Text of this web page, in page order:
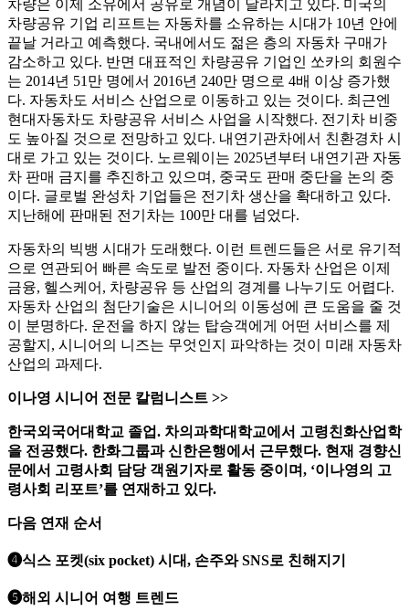
차량은 이제 소유에서 공유로 개념이 달라지고 있다. 미국의
차량공유 기업 리프트는 자동차를 소유하는 시대가 10년 안에
끝날 거라고 예측했다. 국내에서도 젊은 층의 자동차 구매가
감소하고 있다. 반면 대표적인 차량공유 기업인 쏘카의 회원수
는 2014년 51만 명에서 2016년 240만 명으로 4배 이상 증가했
다. 자동차도 서비스 산업으로 이동하고 있는 것이다. 최근엔
현대자동차도 차량공유 서비스 사업을 시작했다. 전기차 비중
도 높아질 것으로 전망하고 있다. 내연기관차에서 친환경차 시
대로 가고 있는 것이다. 노르웨이는 2025년부터 내연기관 자동
차 판매 금지를 추진하고 있으며, 중국도 판매 중단을 논의 중
이다. 글로벌 완성차 기업들은 전기차 생산을 확대하고 있다.
지난해에 판매된 전기차는 100만 대를 넘었다.
자동차의 빅뱅 시대가 도래했다. 이런 트렌드들은 서로 유기적
으로 연관되어 빠른 속도로 발전 중이다. 자동차 산업은 이제
금융, 헬스케어, 차량공유 등 산업의 경계를 나누기도 어렵다.
자동차 산업의 첨단기술은 시니어의 이동성에 큰 도움을 줄 것
이 분명하다. 운전을 하지 않는 탑승객에게 어떤 서비스를 제
공할지, 시니어의 니즈는 무엇인지 파악하는 것이 미래 자동차
산업의 과제다.
이나영 시니어 전문 칼럼니스트 >>
한국외국어대학교 졸업. 차의과학대학교에서 고령친화산업학
을 전공했다. 한화그룹과 신한은행에서 근무했다. 현재 경향신
문에서 고령사회 담당 객원기자로 활동 중이며, ‘이나영의 고
령사회 리포트’를 연재하고 있다.
다음 연재 순서
❹식스 포켓(six pocket) 시대, 손주와 SNS로 친해지기
❺해외 시니어 여행 트렌드